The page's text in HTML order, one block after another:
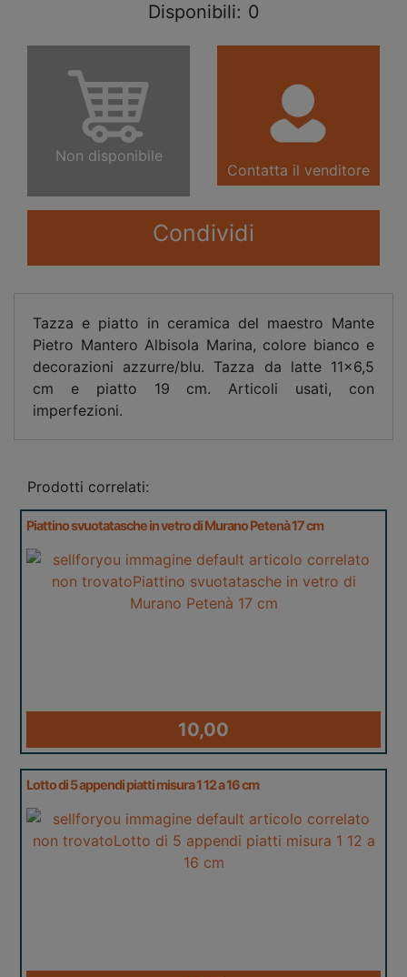
Disponibili: 0
Non disponibile
Contatta il venditore
Condividi
Tazza e piatto in ceramica del maestro Mante
Pietro Mantero Albisola Marina, colore bianco e
decorazioni azzurre/blu. Tazza da latte 11x6,5
cm e piatto 19 cm. Articoli usati, con
imperfezioni.
Prodotti correlati:
Piattino svuotatasche in vetro di Murano Petenà 17 cm
10,00
Lotto di 5 appendi piatti misura 1 12 a 16 cm